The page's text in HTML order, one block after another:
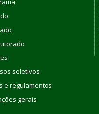
seletivos
e regulamentos
gerais